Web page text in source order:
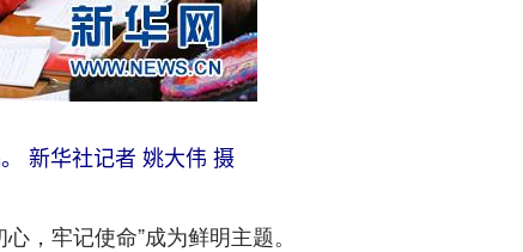
新华社记者 姚大伟 摄
牢记使命”成为鲜明主题。